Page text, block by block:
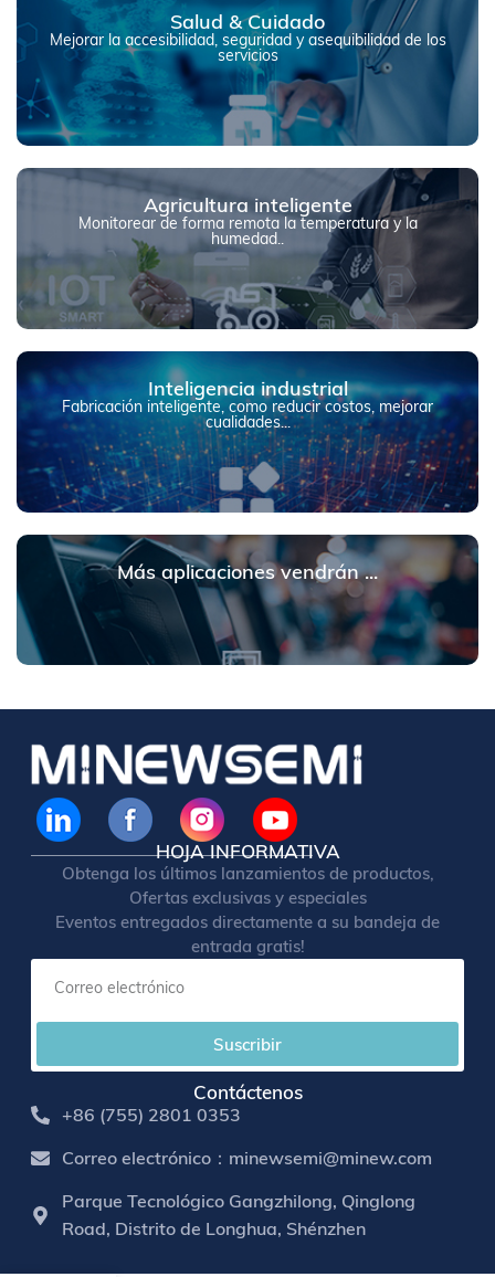
Salud & Cuidado
Mejorar la accesibilidad, seguridad y asequibilidad de los
servicios
Agricultura inteligente
Monitorear de forma remota la temperatura y la
humedad..
Inteligencia industrial
Fabricación inteligente, como reducir costos, mejorar
cualidades...
Más aplicaciones vendrán ...
HOJA INFORMATIVA
Obtenga los últimos lanzamientos de productos,
Ofertas exclusivas y especiales
Eventos entregados directamente a su bandeja de
entrada gratis!
Suscribir
Contáctenos
+86 (755) 2801 0353
Correo electrónico：minewsemi@minew.com
Parque Tecnológico Gangzhilong, Qinglong
Road, Distrito de Longhua, Shénzhen